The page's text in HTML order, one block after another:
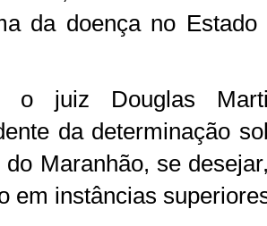
da doença no Estado
o juiz Douglas
da determinação
do Maranhão, se
em instâncias